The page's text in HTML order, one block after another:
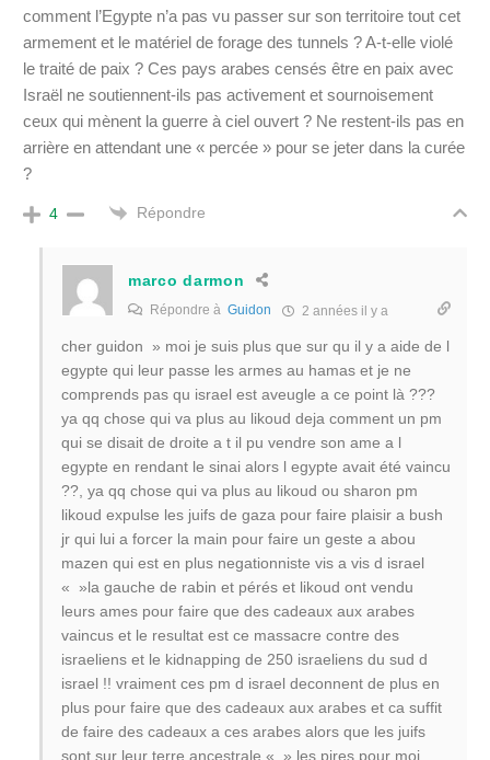
comment l’Egypte n’a pas vu passer sur son territoire tout cet
armement et le matériel de forage des tunnels ? A-t-elle violé
le traité de paix ? Ces pays arabes censés être en paix avec
Israël ne soutiennent-ils pas activement et sournoisement
ceux qui mènent la guerre à ciel ouvert ? Ne restent-ils pas en
arrière en attendant une « percée » pour se jeter dans la curée
?
4 Répondre
marco darmon
Répondre à Guidon 2 années il y a
cher guidon » moi je suis plus que sur qu il y a aide de l
egypte qui leur passe les armes au hamas et je ne
comprends pas qu israel est aveugle a ce point là ???
ya qq chose qui va plus au likoud deja comment un pm
qui se disait de droite a t il pu vendre son ame a l
egypte en rendant le sinai alors l egypte avait été vaincu
??, ya qq chose qui va plus au likoud ou sharon pm
likoud expulse les juifs de gaza pour faire plaisir a bush
jr qui lui a forcer la main pour faire un geste a abou
mazen qui est en plus negationniste vis a vis d israel
« »la gauche de rabin et pérés et likoud ont vendu
leurs ames pour faire que des cadeaux aux arabes
vaincus et le resultat est ce massacre contre des
israeliens et le kidnapping de 250 israeliens du sud d
israel !! vraiment ces pm d israel deconnent de plus en
plus pour faire que des cadeaux aux arabes et ca suffit
de faire des cadeaux a ces arabes alors que les juifs
sont sur leur terre ancestrale « » les pires pour moi